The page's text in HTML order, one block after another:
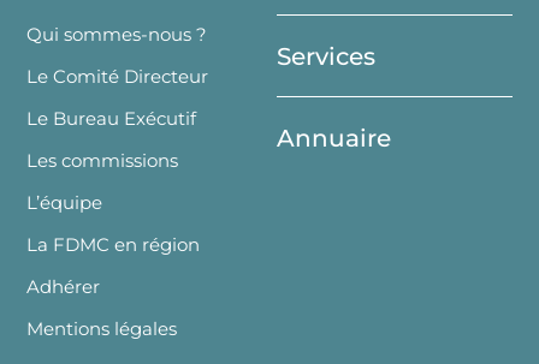
Top
Qui sommes-nous ?
Le Comité Directeur
Le Bureau Exécutif
Les commissions
L’équipe
La FDMC en région
Adhérer
Mentions légales
Services
Annuaire